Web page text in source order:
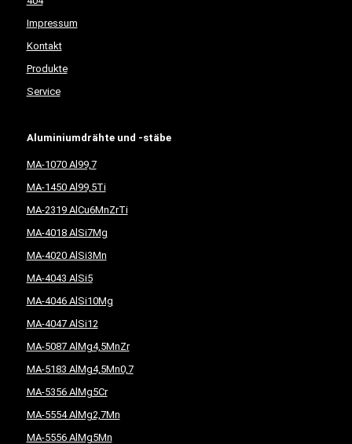
Impressum
Kontakt
Produkte
Service
Aluminiumdrähte und -stäbe
MA-1070 Al99,7
MA-1450 Al99,5Ti
MA-2319 AlCu6MnZrTi
MA-4018 AlSi7Mg
MA-4020 AlSi3Mn
MA-4043 AlSi5
MA-4046 AlSi10Mg
MA-4047 AlSi12
MA-5087 AlMg4,5MnZr
MA-5183 AlMg4,5Mn0,7
MA-5356 AlMg5Cr
MA-5554 AlMg2,7Mn
MA-5556 AlMg5Mn